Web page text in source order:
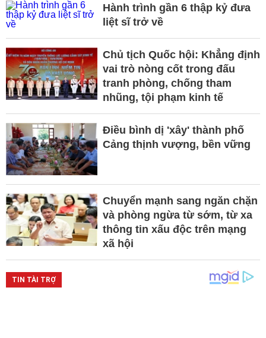
Hành trình gần 6 thập kỷ đưa
liệt sĩ trở về
Chủ tịch Quốc hội: Khẳng định
vai trò nòng cốt trong đấu
tranh phòng, chống tham
nhũng, tội phạm kinh tế
Điều bình dị 'xây' thành phố
Cảng thịnh vượng, bền vững
Chuyển mạnh sang ngăn chặn
và phòng ngừa từ sớm, từ xa
thông tin xấu độc trên mạng
xã hội